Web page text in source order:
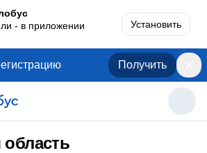
- в приложении
Установить
Получить
область